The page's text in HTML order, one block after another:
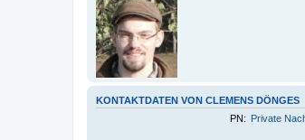
KONTAKTDATEN VON CLEMENS DÖNGES
PN: Private